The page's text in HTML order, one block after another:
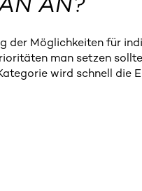
der Möglichkeiten für
man setzen
wird schnell